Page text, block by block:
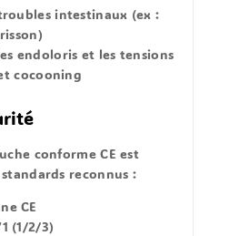
intestinaux (ex :
)
endoloris et les tensions
cocooning
conforme CE est
reconnus :
CE
(1/2/3)